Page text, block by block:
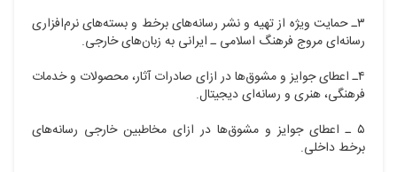
۳ـ حمایت ویژه از تهیه و نشر رسانه‌های برخط و بسته‌های نرم‌افزاری
رسانه‌ای مروج فرهنگ اسلامی ـ ایرانی به زبان‌های خارجی.
۴ـ اعطای جوایز و مشوق‌ها در ازای صادرات آثار، محصولات و خدمات
فرهنگی، هنری و رسانه‌ای دیجیتال.
۵ ـ اعطای جوایز و مشوق‌ها در ازای مخاطبین خارجی رسانه‌های
برخط داخلی.